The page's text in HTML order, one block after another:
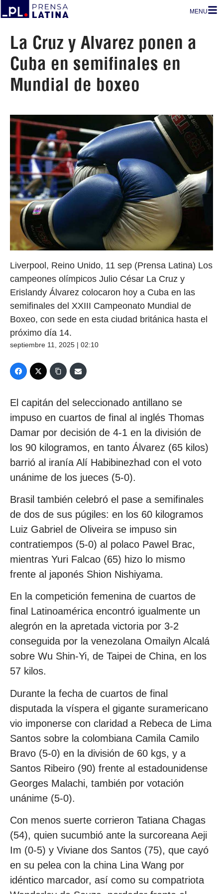
MENU
La Cruz y Alvarez ponen a
Cuba en semifinales en
Mundial de boxeo
Liverpool, Reino Unido, 11 sep (Prensa Latina) Los
campeones olímpicos Julio César La Cruz y
Erislandy Álvarez colocaron hoy a Cuba en las
semifinales del XXIII Campeonato Mundial de
Boxeo, con sede en esta ciudad británica hasta el
próximo día 14.
septiembre 11, 2025 | 02:10
El capitán del seleccionado antillano se
impuso en cuartos de final al inglés Thomas
Damar por decisión de 4-1 en la división de
los 90 kilogramos, en tanto Álvarez (65 kilos)
barrió al iranía Alí Habibinezhad con el voto
unánime de los jueces (5-0).
Brasil también celebró el pase a semifinales
de dos de sus púgiles: en los 60 kilogramos
Luiz Gabriel de Oliveira se impuso sin
contratiempos (5-0) al polaco Pawel Brac,
mientras Yuri Falcao (65) hizo lo mismo
frente al japonés Shion Nishiyama.
En la competición femenina de cuartos de
final Latinoamérica encontró igualmente un
alegrón en la apretada victoria por 3-2
conseguida por la venezolana Omailyn Alcalá
sobre Wu Shin-Yi, de Taipei de China, en los
57 kilos.
Durante la fecha de cuartos de final
disputada la víspera el gigante suramericano
vio imponerse con claridad a Rebeca de Lima
Santos sobre la colombiana Camila Camilo
Bravo (5-0) en la división de 60 kgs, y a
Santos Ribeiro (90) frente al estadounidense
Georges Malachi, también por votación
unánime (5-0).
Con menos suerte corrieron Tatiana Chagas
(54), quien sucumbió ante la surcoreana Aeji
Im (0-5) y Viviane dos Santos (75), que cayó
en su pelea con la china Lina Wang por
idéntico marcador, así como su compatriota